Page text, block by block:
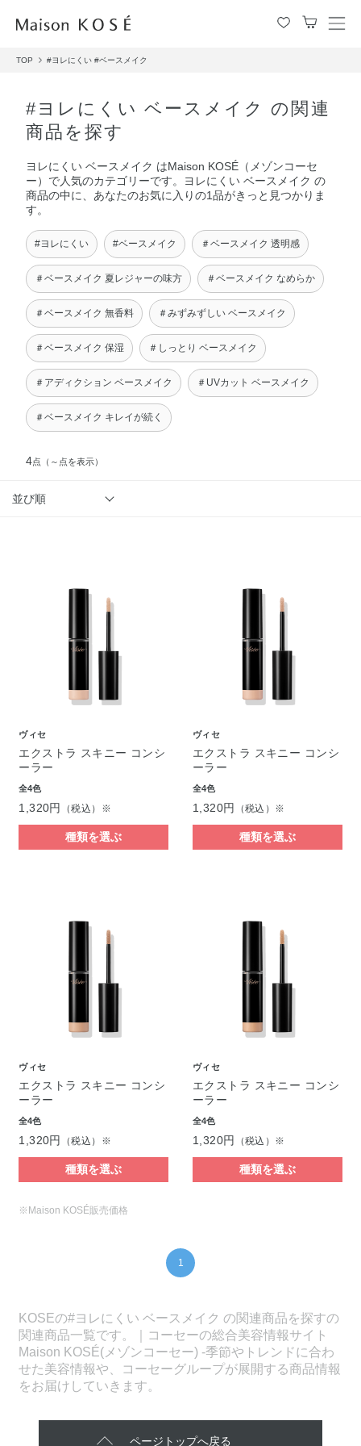
メ
TOP #ヨレにくい #ベースメイク
#ヨレにくい ベースメイク の関連
商品を探す
ヨレにくい ベースメイク はMaison KOSÉ（メゾンコーセ
ー）で人気のカテゴリーです。ヨレにくい ベースメイク の
商品の中に、あなたのお気に入りの1品がきっと見つかりま
す。
#ヨレにくい #ベースメイク ＃ベースメイク 透明感
＃ベースメイク 夏レジャーの味方 ＃ベースメイク なめらか
＃ベースメイク 無香料 ＃みずみずしい ベースメイク
＃ベースメイク 保湿 ＃しっとり ベースメイク
＃アディクション ベースメイク ＃UVカット ベースメイク
＃ベースメイク キレイが続く
4点 （～点を表示）
並び順
ヴィセ
エクストラ スキニー コンシ
ーラー
全4色
1,320円 （税込）※
種類を選ぶ
ヴィセ
エクストラ スキニー コンシ
ーラー
全4色
1,320円 （税込）※
種類を選ぶ
ヴィセ
エクストラ スキニー コンシ
ーラー
全4色
1,320円 （税込）※
種類を選ぶ
ヴィセ
エクストラ スキニー コンシ
ーラー
全4色
1,320円 （税込）※
種類を選ぶ
※Maison KOSÉ販売価格
1
KOSEの#ヨレにくい ベースメイク の関連商品を探すの
関連商品一覧です。｜コーセーの総合美容情報サイト
Maison KOSÉ(メゾンコーセー) -季節やトレンドに合わ
せた美容情報や、コーセーグループが展開する商品情報
をお届けしていきます。
ページトップへ戻る